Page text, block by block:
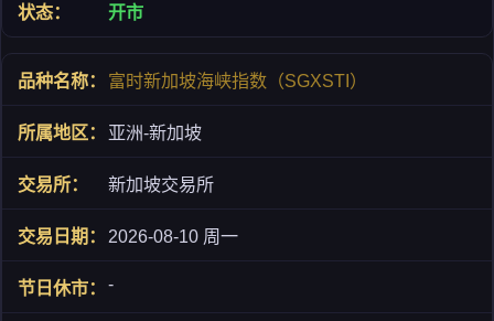
开市
富时新加坡海峡指数（SGXSTI）
亚洲-新加坡
新加坡交易所
2026-08-10 周一
-